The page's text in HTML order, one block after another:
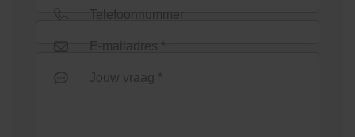
Telefoonnummer
E-mailadres *
Jouw vraag *